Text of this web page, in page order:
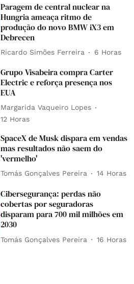
Paragem de central nuclear na
Hungria ameaça ritmo de
produção do novo BMW iX3 em
Debrecen
Ricardo Simões Ferreira 6 Horas
Grupo Visabeira compra Carter
Electric e reforça presença nos
EUA
Margarida Vaqueiro Lopes
12 Horas
SpaceX de Musk dispara em vendas
mas resultados não saem do
'vermelho'
Tomás Gonçalves Pereira 14 Horas
Cibersegurança: perdas não
cobertas por seguradoras
disparam para 700 mil milhões em
2030
Tomás Gonçalves Pereira 16 Horas